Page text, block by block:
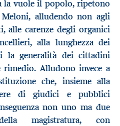
la vuole il popolo, ripetono
alludendo non agli
alle carenze degli organici
alla lunghezza dei
la generalità dei cittadini
rimedio. Alludono invece a
che, insieme alla
di giudici e pubblici
non uno ma due
magistratura, con